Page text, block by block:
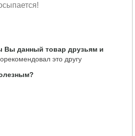
Вы данный товар друзьям и
это другу